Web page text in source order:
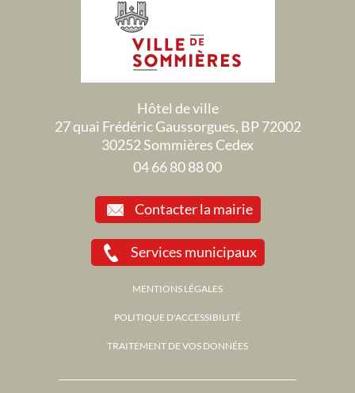
Hôtel de ville
27 quai Frédéric Gaussorgues, BP 72002
30252 Sommières Cedex
04 66 80 88 00
Contacter la mairie
Services municipaux
MENTIONS LÉGALES
POLITIQUE D'ACCESSIBILITÉ
TRAITEMENT DE VOS DONNÉES